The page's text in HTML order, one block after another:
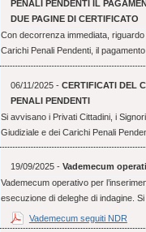
PENALI PENDENTI IL
DUE PAGINE DI CERTIFICATO
Con decorrenza immediata,
Carichi Penali Pendenti, il
06/11/2025 - CERTIFICATI DEL
PENALI PENDENTI
Si avvisano i Privati Cittadini, i
Giudiziale e dei Carichi Penali
19/09/2025 - Vademecum
Vademecum operativo per
esecuzione di deleghe di indagine.
Vademecum seguiti NDR